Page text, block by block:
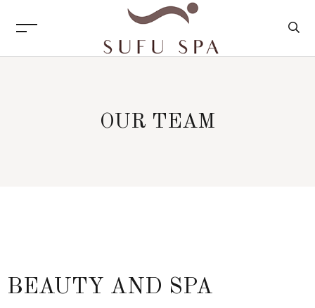
OUR TEAM
BEAUTY AND SPA